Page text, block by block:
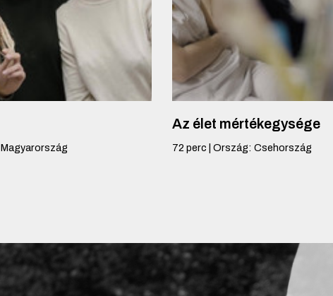
Magyarország
Az élet mértékegysége
72 perc Ország: Csehország